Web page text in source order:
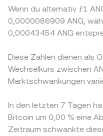
Wenn du alternativ ƒ1
0,0000086909 ANG,
0,00043454 ANG
Diese Zahlen dienen als
Wechselkurs zwischen
Marktschwankungen
In den letzten 7 Tagen
Bitcoin um 0,00 % eine
Zeitraum schwankte